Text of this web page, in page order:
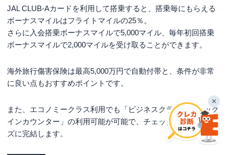
必要書類
スポート・在留カードまたは特別永住
者証明書・マイナンバー（個人番号）
カード・顔写真付きの住民基本台帳カ
ード・住民票の写し・各種健康保険証
など
JAL CLUB-Aカードを利用して搭乗すると、搭乗毎にもらえる
ボーナスマイルはフライトマイルの25％。
さらに入会搭乗ボーナスマイルで5,000マイル、毎年初回搭乗
ボーナスマイルで2,000マイルを受け取ることができます。
海外旅行傷害保険は最高5,000万円で自動付帯と、条件が非常
に良い点もおすすめポイントです。
また、エコノミークラス利用でも「ビジネスクラス・チェック
インカウンター」の利用可能が可能で、チェックインもスムー
ズに完結します。
✕